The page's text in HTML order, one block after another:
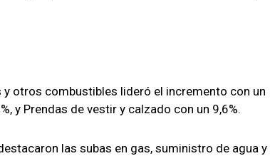
otros combustibles lideró el incremento con un
y Prendas de vestir y calzado con un 9,6%.
las subas en gas, suministro de agua y